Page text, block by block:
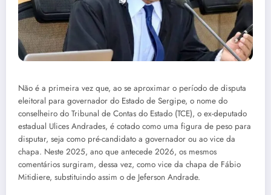
Não é a primeira vez que, ao se aproximar o período de disputa
eleitoral para governador do Estado de Sergipe, o nome do
conselheiro do Tribunal de Contas do Estado (TCE), o ex-deputado
estadual Ulices Andrades, é cotado como uma figura de peso para
disputar, seja como pré-candidato a governador ou ao vice da
chapa. Neste 2025, ano que antecede 2026, os mesmos
comentários surgiram, dessa vez, como vice da chapa de Fábio
Mitidiere, substituindo assim o de Jeferson Andrade.